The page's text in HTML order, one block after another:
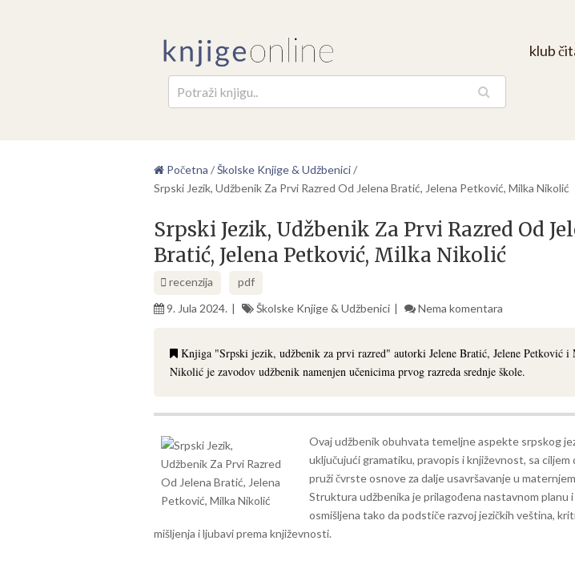
klub
Početna /Školske Knjige & Udžbenici/
Srpski Jezik, Udžbenik Za Prvi Razred Od Jelena Bratić, Jelena Petković, Milka Nikolić
Srpski Jezik, Udžbenik Za Prvi Razred Od
Bratić, Jelena Petković, Milka Nikolić
recenzija
pdf
9. Jula 2024.
Školske Knjige & Udžbenici Nema komentara
Knjiga "Srpski jezik, udžbenik za prvi razred" autorki Jelene Bratić, Jelene Petković i
Nikolić je zavodov udžbenik namenjen učenicima prvog razreda srednje škole.
Ovaj udžbenik obuhvata temeljne aspekte srpskog
uključujući gramatiku, pravopis i književnost, sa ciljem
pruži čvrste osnove za dalje usavršavanje u
Struktura udžbenika je prilagođena nastavnom planu
osmišljena tako da podstiče razvoj jezičkih veština,
mišljenja i ljubavi prema književnosti.